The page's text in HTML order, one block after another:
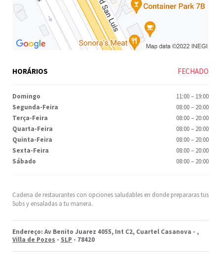
Cadena de restaurantes con opciones saludables en donde prepararas tus
Subs y ensaladas a tu manera.
Endereço: Av Benito Juarez 4055, Int C2, Cuartel Casanova - ,
Villa de Pozos - SLP - 78420
HORÁRIOS FECHADO
Domingo 11:00– 19:00
Segunda-Feira
08:00– 20:00
Terça-Feira
08:00– 20:00
Quarta-Feira
08:00– 20:00
Quinta-Feira
08:00– 20:00
Sexta-Feira
08:00– 20:00
Sábado
08:00– 20:00